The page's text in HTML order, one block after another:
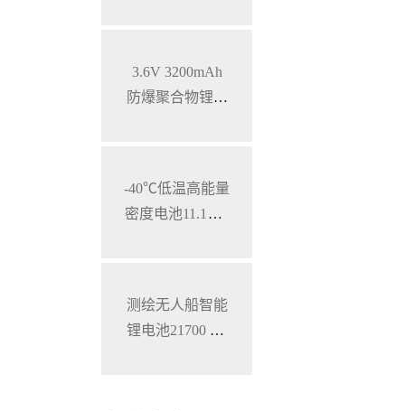
3.6V 3200mAh
防爆聚合物锂电
-40℃低温高能量
密度电池11.1V 7
测绘无人船智能
锂电池21700 28.